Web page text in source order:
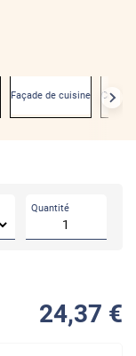
Façade de cuisine
Quantité
24,37 €